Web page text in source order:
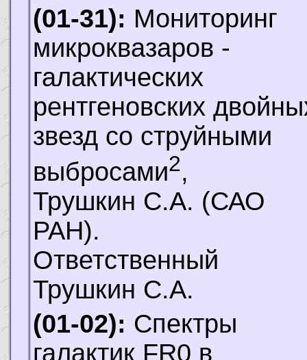
(01-31): Мониторинг
микроквазаров -
галактических
рентгеновских
звезд со струйными
выбросами2,
Трушкин С.А. (САО
РАН).
Ответственный
Трушкин С.А.
(01-02): Спектры
галактик FR0 в